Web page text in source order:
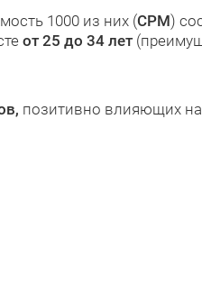
1000 из них (CPM)
от 25 до 34 лет
позитивно влияющих